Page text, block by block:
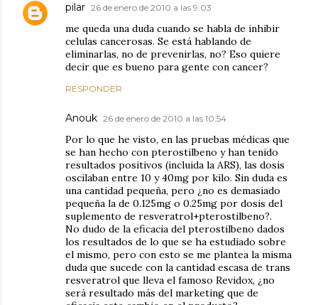
pilar 26 de enero de 2010 a las 9:03
me queda una duda cuando se habla de inhibir
celulas cancerosas. Se está hablando de
eliminarlas, no de prevenirlas, no? Eso quiere
decir que es bueno para gente con cancer?
RESPONDER
Anouk 26 de enero de 2010 a las 10:54
Por lo que he visto, en las pruebas médicas que
se han hecho con pterostilbeno y han tenido
resultados positivos (incluida la ARS), las dosis
oscilaban entre 10 y 40mg por kilo. Sin duda es
una cantidad pequeña, pero ¿no es demasiado
pequeña la de 0.125mg o 0.25mg por dosis del
suplemento de resveratrol+pterostilbeno?.
No dudo de la eficacia del pterostilbeno dados
los resultados de lo que se ha estudiado sobre
el mismo, pero con esto se me plantea la misma
duda que sucede con la cantidad escasa de trans
resveratrol que lleva el famoso Revidox, ¿no
será resultado más del marketing que de